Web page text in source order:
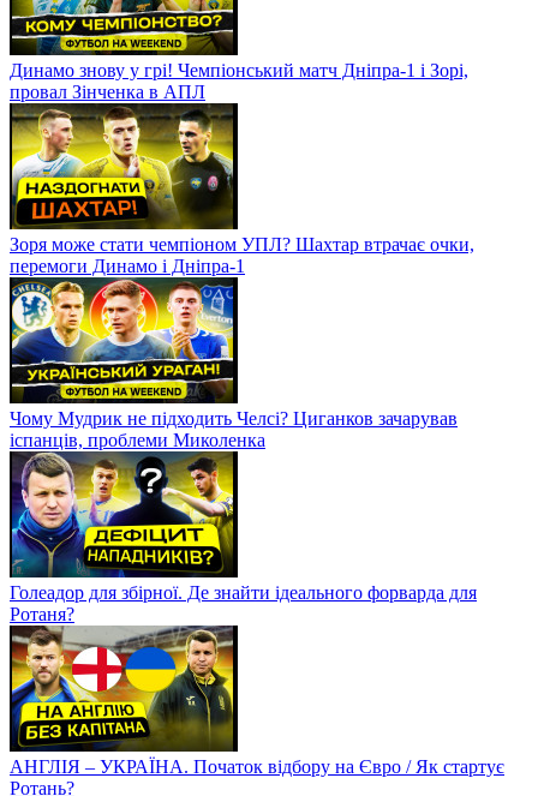
Динамо знову у грі! Чемпіонський матч Дніпра-1 і Зорі,
провал Зінченка в АПЛ
Зоря може стати чемпіоном УПЛ? Шахтар втрачає очки,
перемоги Динамо і Дніпра-1
Чому Мудрик не підходить Челсі? Циганков зачарував
іспанців, проблеми Миколенка
Голеадор для збірної. Де знайти ідеального форварда для
Ротаня?
АНГЛІЯ – УКРАЇНА. Початок відбору на Євро / Як стартує
Ротань?